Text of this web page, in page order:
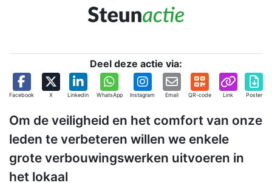
Deel deze actie via:
Facebook X Linkedin WhatsApp Instagram Email QR-code Link Poster
Om de veiligheid en het comfort van onze
leden te verbeteren willen we enkele
grote verbouwingswerken uitvoeren in
het lokaal